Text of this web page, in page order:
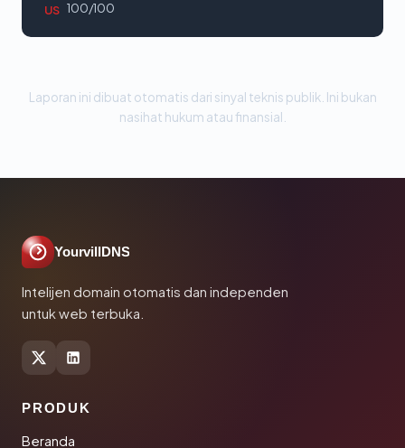
US 100/100
Laporan ini dibuat otomatis dari sinyal teknis publik. Ini bukan
nasihat hukum atau finansial.
YourvillDNS
Intelijen domain otomatis dan independen
untuk web terbuka.
PRODUK
Beranda